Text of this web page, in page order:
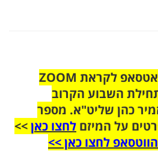
הצטרפו לקבוצת הוואטסאפ לקראת ZOOM
השבוע הקרוב
כהן שליט"א. מספר
על המיזם לחצו כאן>>
לחצו כאן >>